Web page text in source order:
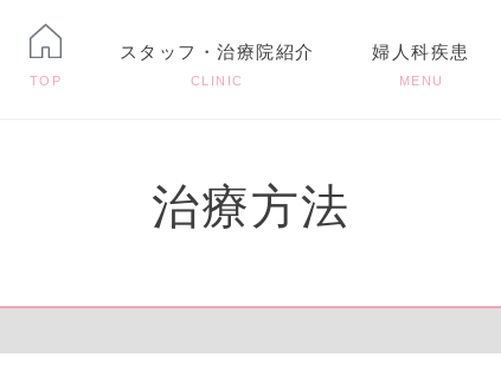
TOP
スタッフ・治療院紹介
CLINIC
婦人科疾患
MENU
治療方法